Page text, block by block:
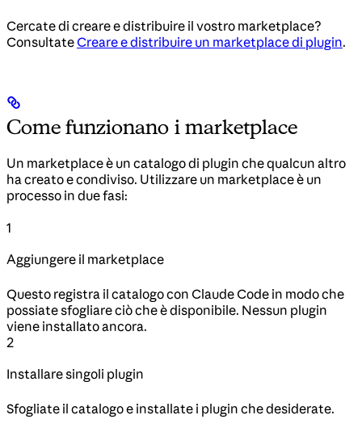
Cercate di creare e distribuire il vostro marketplace?
ConsultateCreare e distribuire un marketplace di plugin.
Come funzionano i marketplace
Un marketplace è un catalogo di plugin che qualcun altro
ha creato e condiviso. Utilizzare un marketplace è un
processo in due fasi:
1
Aggiungere il marketplace
Questo registra il catalogo con Claude Code in modo che
possiate sfogliare ciò che è disponibile. Nessun plugin
viene installato ancora.
2
Installare singoli plugin
Sfogliate il catalogo e installate i plugin che desiderate.